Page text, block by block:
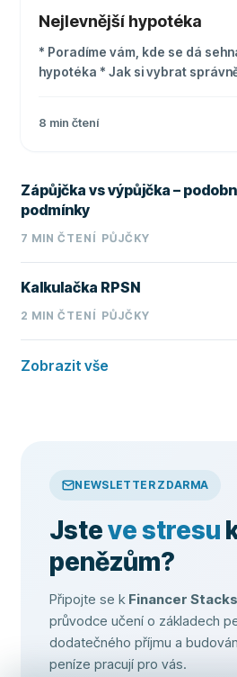
Nejlevnější hypotéka
* Poradíme vám, kde se dá
hypotéka * Jak si vybrat
8 min čtení
Zápůjčka vs výpůjčka –
podmínky
7 MIN ČTENÍ PŮJČKY
Kalkulačka RPSN
2 MIN ČTENÍ PŮJČKY
Zobrazit vše
NEWSLETTER ZDARMA
Jsteve stresu
penězům?
Připojte se k Financer Stacks
průvodce učení o základech
dodatečného příjmu a
peníze pracují pro vás.